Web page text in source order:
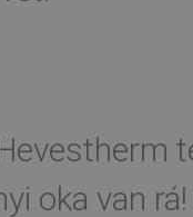
oka van